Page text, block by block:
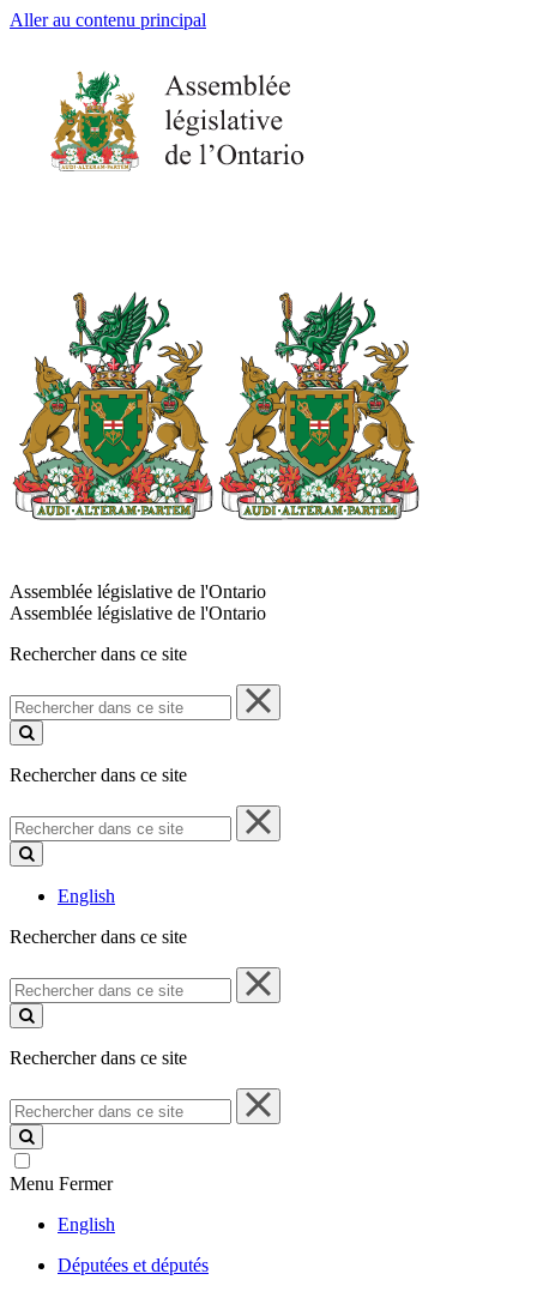
Aller au contenu principal
Assemblée législative de l'Ontario
Assemblée législative de l'Ontario
Rechercher dans ce site
Rechercher
dans
ce
Rechercher dans ce site
Rechercher
dans
ce
English
Rechercher dans ce site
Rechercher
dans
ce
Rechercher dans ce site
Rechercher
dans
ce
site
Menu Fermer
English
Députées et députés